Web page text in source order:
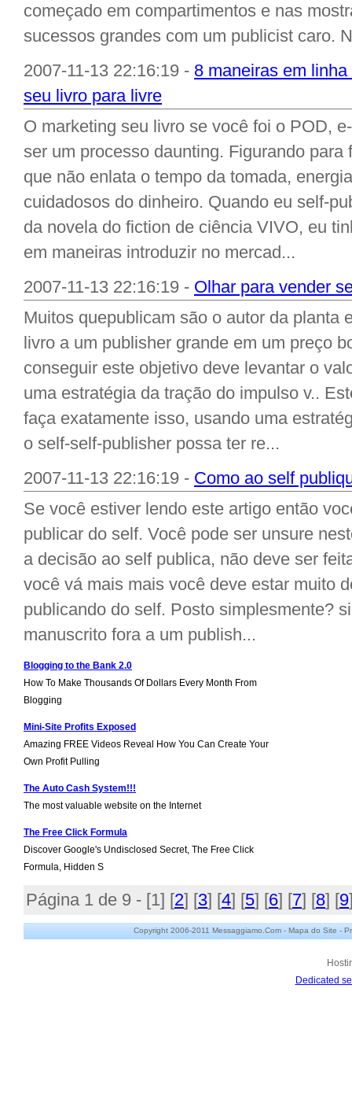
começado em compartimentos e nas
sucessos grandes com um publicist caro.
2007-11-13 22:16:19 - 8 maneiras em
seu livro para livre
O marketing seu livro se você foi o POD,
ser um processo daunting. Figurando
que não enlata o tempo da tomada,
cuidadosos do dinheiro. Quando eu self-
da novela do fiction de ciência VIVO, eu
em maneiras introduzir no mercad...
2007-11-13 22:16:19 - Olhar para vender
Muitos quepublicam são o autor da planta
livro a um publisher grande em um preço
conseguir este objetivo deve levantar o
uma estratégia da tração do impulso v..
faça exatamente isso, usando uma
o self-self-publisher possa ter re...
2007-11-13 22:16:19 - Como ao self
Se você estiver lendo este artigo então
publicar do self. Você pode ser unsure
a decisão ao self publica, não deve ser
você vá mais mais você deve estar muito
publicando do self. Posto simplesmente?
manuscrito fora a um publish...
Blogging to the Bank 2.0
How To Make Thousands Of Dollars Every Month From
Blogging
Mini-Site Profits Exposed
Amazing FREE Videos Reveal How You Can Create Your
Own Profit Pulling
The Auto Cash System!!!
The most valuable website on the Internet
The Free Click Formula
Discover Google's Undisclosed Secret, The Free Click
Formula, Hidden S
Página 1 de 9 - [1] [2] [3] [4] [5] [6] [7] [8] [9
Copyright 2006-2011 Messaggiamo.Com - Mapa do Site -
Dedicated